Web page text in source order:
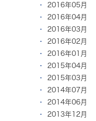
2016年05月
2016年04月
2016年03月
2016年02月
2016年01月
2015年04月
2015年03月
2014年07月
2014年06月
2013年12月